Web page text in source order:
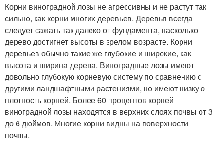
Корни виноградной лозы не агрессивны и не растут так
сильно, как корни многих деревьев. Деревья всегда
следует сажать так далеко от фундамента, насколько
дерево достигнет высоты в зрелом возрасте. Корни
деревьев обычно такие же глубокие и широкие, как
высота и ширина дерева. Виноградные лозы имеют
довольно глубокую корневую систему по сравнению с
другими ландшафтными растениями, но имеют низкую
плотность корней. Более 60 процентов корней
виноградной лозы находятся в верхних слоях почвы от 3
до 6 дюймов. Многие корни видны на поверхности
почвы.